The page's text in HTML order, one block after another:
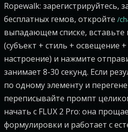
Ropewalk: зарегистрируйтесь,
бесплатных гемов, откройте /
выпадающем списке, вставьте
(субъект + стиль + освещение
настроение) и нажмите
занимает 8-30 секунд. Если
по одному элементу и
переписывайте промпт
начать с FLUX 2 Pro: она
формулировки и работает с